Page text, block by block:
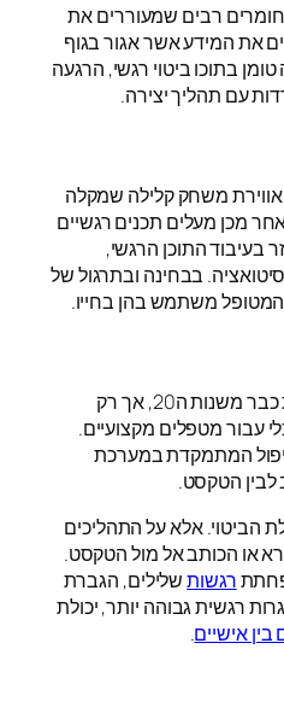
רבים שמעוררים את
את המידע אשר אגור בגוף
בתוכו ביטוי רגשי, הרגעה
עם תהליך יצירה.
אווירת משחק קלילה שמקלה
מכן מעלים תכנים רגשיים
בעיבוד התוכן הרגשי,
בבחינה ובתרגול של
משתמש בהן בחייו.
הביבליותרפיה הייתה קיימת כבר משנות ה20, אך רק
עבור מטפלים מקצועיים.
המתמקדת במערכת
לבין הטקסט.
הביטוי. אלא על התהליכים
או הכותב אל מול הטקסט.
רגשותשלילים, הגברת
רגשית גבוהה יותר, יכולת
בין אישיים.